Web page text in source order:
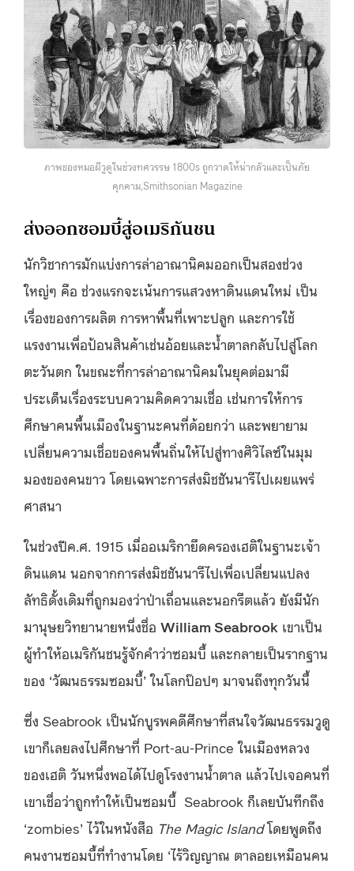
ภาพของหมอผีวูดูในช่วงทศวรรษ 1800s ถูกวาดให้น่ากลัวและเป็นภัย
คุกคาม,Smithsonian Magazine
ส่งออกซอมบี้สู่อเมริกันชน
นักวิชาการมักแบ่งการล่าอาณานิคมออกเป็นสองช่วง
ใหญ่ๆ คือ ช่วงแรกจะเน้นการแสวงหาดินแดนใหม่ เป็น
เรื่องของการผลิต การหาพื้นที่เพาะปลูก และการใช้
แรงงานเพื่อป้อนสินค้าเช่นอ้อยและน้ำตาลกลับไปสู่โลก
ตะวันตก ในขณะที่การล่าอาณานิคมในยุคต่อมามี
ประเด็นเรื่องระบบความคิดความเชื่อ เช่นการให้การ
ศึกษาคนพื้นเมืองในฐานะคนที่ด้อยกว่า และพยายาม
เปลี่ยนความเชื่อของคนพื้นถิ่นให้ไปสู่ทางศิวิไลซ์ในมุม
มองของคนขาว โดยเฉพาะการส่งมิชชันนารีไปเผยแพร่
ศาสนา
ในช่วงปีค.ศ. 1915 เมื่ออเมริกายึดครองเฮติในฐานะเจ้า
ดินแดน นอกจากการส่งมิชชันนารีไปเพื่อเปลี่ยนแปลง
ลัทธิดั้งเดิมที่ถูกมองว่าป่าเถื่อนและนอกรีตแล้ว ยังมีนัก
มานุษยวิทยานายหนึ่งชื่อ William Seabrook เขาเป็น
ผู้ทำให้อเมริกันชนรู้จักคำว่าซอมบี้ และกลายเป็นรากฐาน
ของ ‘วัฒนธรรมซอมบี้’ ในโลกป๊อปๆ มาจนถึงทุกวันนี้
ซึ่ง Seabrook เป็นนักบูรพคดีศึกษาที่สนใจวัฒนธรรมวูดู
เขาก็เลยลงไปศึกษาที่ Port-au-Prince ในเมืองหลวง
ของเฮติ วันหนึ่งพอได้ไปดูโรงงานน้ำตาล แล้วไปเจอคนที่
เขาเชื่อว่าถูกทำให้เป็นซอมบี้ Seabrook ก็เลยบันทึกถึง
‘zombies’ ไว้ในหนังสือ The Magic Islandโดยพูดถึง
คนงานซอมบี้ที่ทำงานโดย ‘ไร้วิญญาณ ตาลอยเหมือนคน